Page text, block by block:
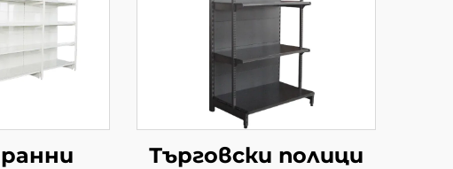
Търговски полици